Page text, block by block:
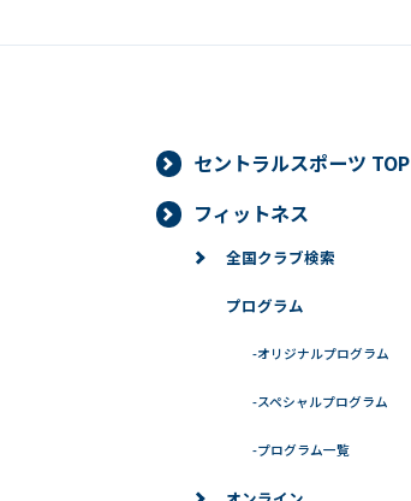
セントラルスポーツ TOP
フィットネス
全国クラブ検索
プログラム
-オリジナルプログラム
-スペシャルプログラム
-プログラム一覧